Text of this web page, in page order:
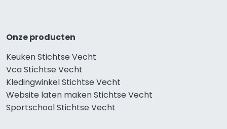
Onze producten
Keuken Stichtse Vecht
Vca Stichtse Vecht
Kledingwinkel Stichtse Vecht
Website laten maken Stichtse Vecht
Sportschool Stichtse Vecht